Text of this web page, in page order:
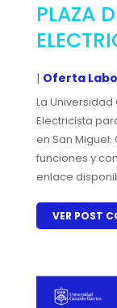
PLAZA
| Oferta
La
Electricista
en San
funciones y
enlace
VER POST